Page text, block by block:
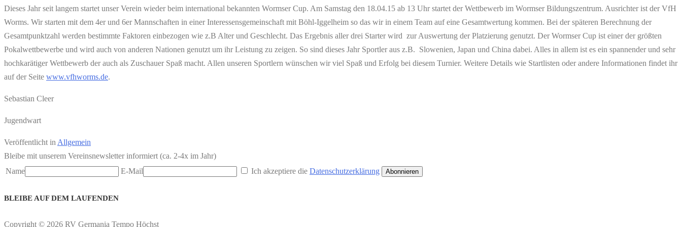
Dieses Jahr seit langem startet unser Verein wieder beim international bekannten Wormser Cup. Am Samstag den 18.04.15 ab 13 Uhr startet der Wettbewerb im Wormser Bildungszentrum. Ausrichter ist der VfH
Worms. Wir starten mit dem 4er und 6er Mannschaften in einer Interessensgemeinschaft mit Böhl-Iggelheim so das wir in einem Team auf eine Gesamtwertung kommen. Bei der späteren Berechnung der
Gesamtpunktzahl werden bestimmte Faktoren einbezogen wie z.B Alter und Geschlecht. Das Ergebnis aller drei Starter wird zur Auswertung der Platzierung genutzt. Der Wormser Cup ist einer der größten
Pokalwettbewerbe und wird auch von anderen Nationen genutzt um ihr Leistung zu zeigen. So sind dieses Jahr Sportler aus z.B. Slowenien, Japan und China dabei. Alles in allem ist es ein spannender und sehr
hochkarätiger Wettbewerb der auch als Zuschauer Spaß macht. Allen unseren Sportlern wünschen wir viel Spaß und Erfolg bei diesem Turnier. Weitere Details wie Startlisten oder andere Informationen findet ihr
auf der Seite www.vfhworms.de.
Sebastian Cleer
Jugendwart
Veröffentlicht in Allgemein
Bleibe mit unserem Vereinsnewsletter informiert (ca. 2-4x im Jahr)
Name
E-Mail Ich akzeptiere die Datenschutzerklärung Abonnieren
BLEIBE AUF DEM LAUFENDEN
Copyright © 2026 RV Germania Tempo Höchst